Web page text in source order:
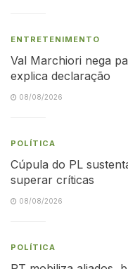
ENTRETENIMENTO
Val Marchiori nega
explica declaração
08/08/2026
POLÍTICA
Cúpula do PL
superar críticas
08/08/2026
POLÍTICA